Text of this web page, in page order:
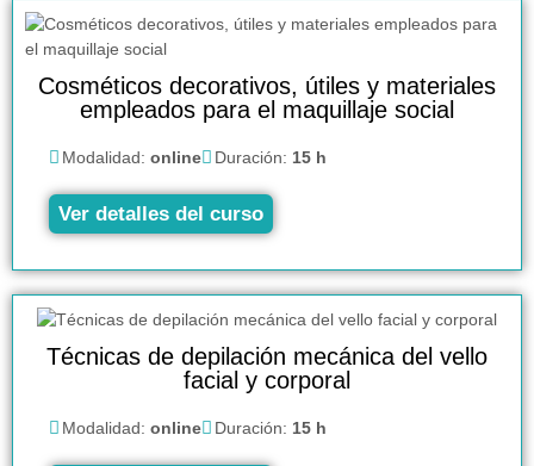
Cosméticos decorativos, útiles y materiales
empleados para el maquillaje social
Modalidad: online Duración: 15 h
Ver detalles del curso
Técnicas de depilación mecánica del vello
facial y corporal
Modalidad: online Duración: 15 h